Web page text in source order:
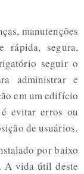
manutenções
rápida, segura,
seguir o
administrar e
em um edifício
evitar erros ou
de usuários.
por baixo
A vida útil deste